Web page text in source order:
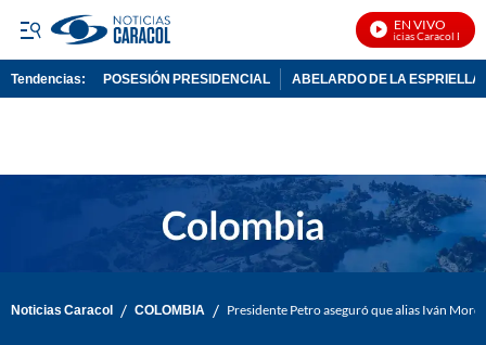
EN VIVO
Noticias Caracol En
Tendencias: POSESIÓN PRESIDENCIAL ABELARDO DE LA ESPRIELLA
Noticias Caracol / COLOMBIA / Presidente Petro aseguró que alias Iván